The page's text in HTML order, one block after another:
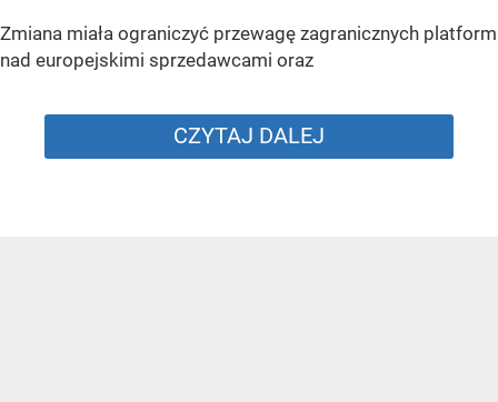
Zmiana miała ograniczyć przewagę zagranicznych platform
nad europejskimi sprzedawcami oraz
CZYTAJ DALEJ